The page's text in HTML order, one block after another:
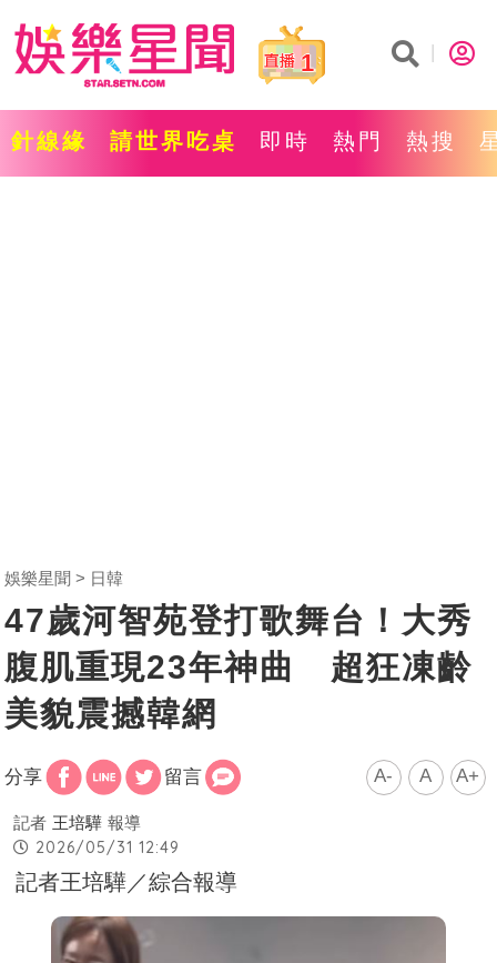
1
針線緣 請世界吃桌 即時 熱門 熱搜
娛樂星聞 日韓
47歲河智苑登打歌舞台！大秀
腹肌重現23年神曲 超狂凍齡
美貌震撼韓網
分享 留言 A- A A+
記者 王培驊 報導
2026/05/31 12:49
記者王培驊／綜合報導